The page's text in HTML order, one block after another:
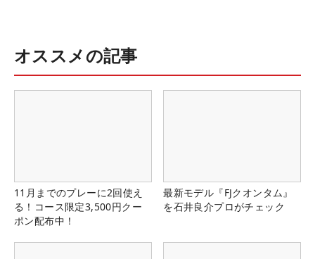
オススメの記事
11月までのプレーに2回使え
る！コース限定3,500円クー
ポン配布中！
最新モデル『FJクオンタム』
を石井良介プロがチェック